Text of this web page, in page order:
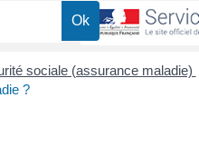
sociale (assurance maladie)
?